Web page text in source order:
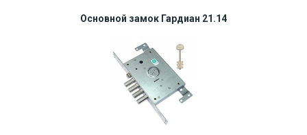
Основной замок Гардиан 21.14